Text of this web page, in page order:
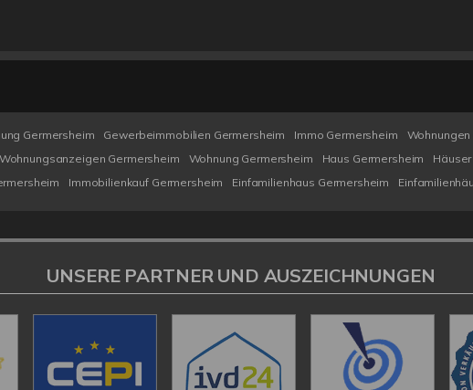
Germersheim Gewerbeimmobilien Germersheim Immo Germersheim
Wohnungsanzeigen Germersheim Wohnung Germersheim Haus Germersheim
Immobilienkauf Germersheim Einfamilienhaus Germersheim
UNSERE PARTNER UND AUSZEICHNUNGEN